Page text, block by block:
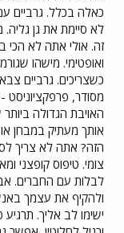
כאלה בכלל. גרביים
לא סיימת את גן
זה. אולי אתה לא הכי
ואופטימי. מישהו
כשצריכים. גרביים
מסודר, פרפקציוניסט
האויבת הגדולה
אותך מעתיק במבחן
הזה? אתה לא צריך
צומי. טיפוס קופצני
לבלות עם החברים.
ולהקיף את עצמך
ישימו לב אליך.